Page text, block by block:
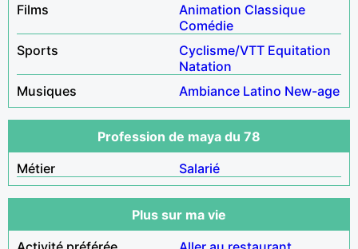
Films
Animation Classique
Comédie
Sports
Cyclisme/VTT Equitation
Natation
Musiques
Ambiance Latino New-age
Profession de maya du 78
Métier
Salarié
Plus sur ma vie